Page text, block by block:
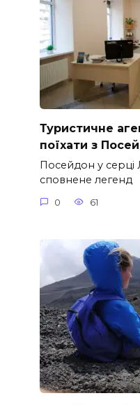
Туристичне
поїхати з
Посейдон у серці
сповнене легенд
0 61